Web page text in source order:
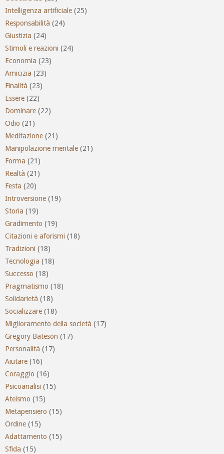
Intelligenza artificiale (25)
Responsabilità (24)
Giustizia (24)
Stimoli e reazioni (24)
Economia (23)
Amicizia (23)
Finalità (23)
Essere (22)
Dominare (22)
Odio (21)
Meditazione (21)
Manipolazione mentale (21)
Forma (21)
Realtà (21)
Festa (20)
Introversione (19)
Storia (19)
Gradimento (19)
Citazioni e aforismi (18)
Tradizioni (18)
Tecnologia (18)
Successo (18)
Pragmatismo (18)
Solidarietà (18)
Socializzare (18)
Miglioramento della società (17)
Gregory Bateson (17)
Personalità (17)
Aiutare (16)
Coraggio (16)
Psicoanalisi (15)
Ateismo (15)
Metapensiero (15)
Ordine (15)
Adattamento (15)
Sfida (15)